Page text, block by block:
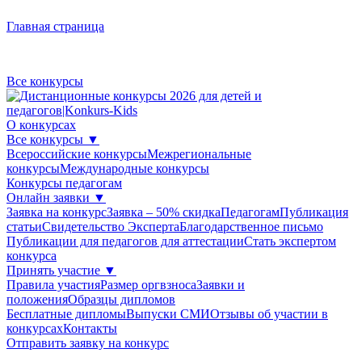
Главная страница
Все конкурсы
О конкурсах
Все конкурсы ▼
Всероссийские конкурсыМежрегиональные
конкурсыМеждународные конкурсы
Конкурсы педагогам
Онлайн заявки ▼
Заявка на конкурсЗаявка – 50% скидкаПедагогамПубликация
статьиСвидетельство ЭкспертаБлагодарcтвенное письмо
Публикации для педагогов для аттестацииСтать экспертом
конкурса
Принять участие ▼
Правила участияРазмер оргвзносаЗаявки и
положенияОбразцы дипломов
Бесплатные дипломыВыпуски СМИОтзывы об участии в
конкурсахКонтакты
Отправить заявку на конкурс